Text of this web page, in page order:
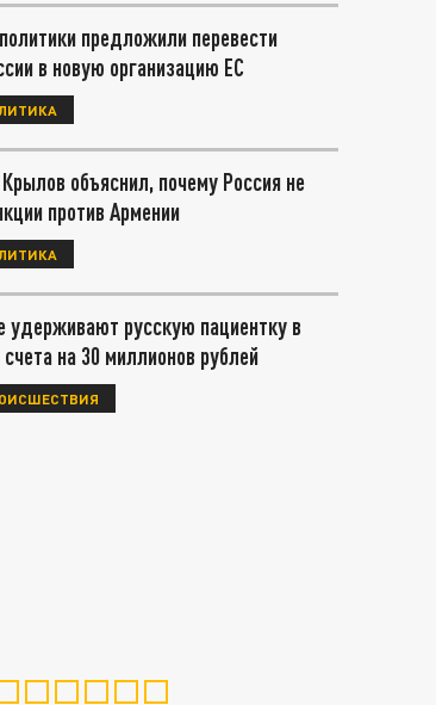
предложили перевести
в новую организацию ЕС
объяснил, почему Россия не
против Армении
удерживают русскую пациентку в
на 30 миллионов рублей